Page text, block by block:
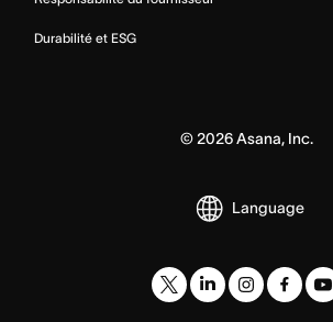
Durabilité et ESG
© 2026Asana, Inc.
Language